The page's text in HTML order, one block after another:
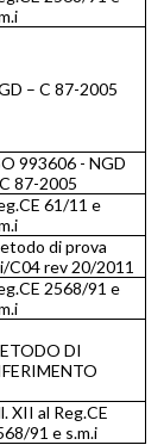
– C 87-2005
993606 - NGD
87-2005
61/11 e
di prova
C04 rev 20/2011
2568/91 e
DI
XII al Reg.CE
91 e s.m.i